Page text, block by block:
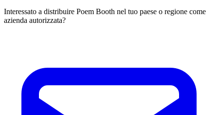
Interessato a distribuire Poem Booth nel tuo paese o regione come
azienda autorizzata?